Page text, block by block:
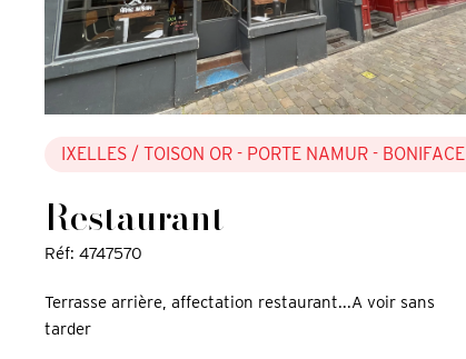
IXELLES / TOISON OR - PORTE NAMUR - BONIFACE
Restaurant
Réf: 4747570
Terrasse arrière, affectation restaurant...A voir sans
tarder